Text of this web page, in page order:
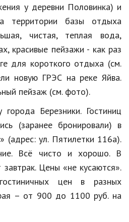
у деревни Половинка) и
территории базы отдыха
чистая, теплая вода,
красивые пейзажи - как раз
для короткого отдыха (см.
новую ГРЭС на реке Яйва.
пейзаж (см. фото).
Березники. Гостиниц
(заранее бронировали) в
(адрес: ул. Пятилетки 116а).
Всё чисто и хорошо. В
Цены «не кусаются».
цен в разных
– от 900 до 1100 руб. на